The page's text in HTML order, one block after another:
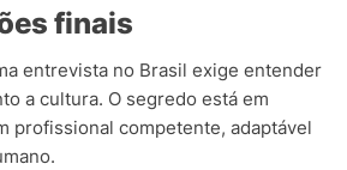
finais
entrevista no Brasil exige entender
a cultura. O segredo está em
profissional competente, adaptável